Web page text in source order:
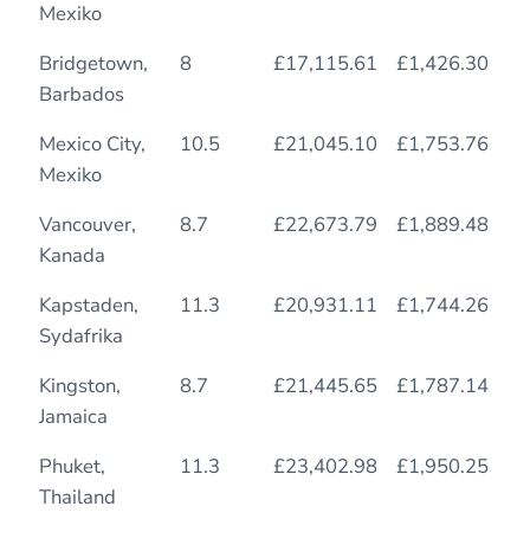
Mexiko
Bridgetown,
Barbados
8 £17,115.61 £1,426.30
Mexico City,
Mexiko
10.5 £21,045.10 £1,753.76
Vancouver,
Kanada
8.7 £22,673.79 £1,889.48
Kapstaden,
Sydafrika
11.3 £20,931.11 £1,744.26
Kingston,
Jamaica
8.7 £21,445.65 £1,787.14
Phuket,
Thailand
11.3 £23,402.98 £1,950.25